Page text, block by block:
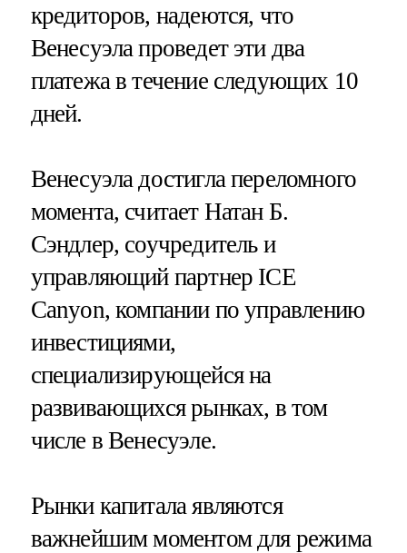
кредиторов, надеются, что
Венесуэла проведет эти два
платежа в течение следующих 10
дней.
Венесуэла достигла переломного
момента, считает Натан Б.
Сэндлер, соучредитель и
управляющий партнер ICE
Canyon, компании по управлению
инвестициями,
специализирующейся на
развивающихся рынках, в том
числе в Венесуэле.
Рынки капитала являются
важнейшим моментом для режима